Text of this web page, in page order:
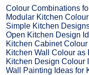
Colour Combinations
Modular Kitchen
Simple Kitchen
Open Kitchen Design
Kitchen Cabinet
Kitchen Wall Colour as
Kitchen Design Colour
Wall Painting Ideas for